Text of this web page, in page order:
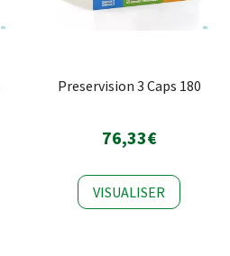
Preservision 3 Caps 180
76,33€
VISUALISER